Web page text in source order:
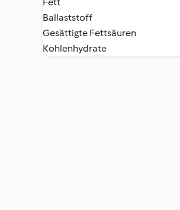
Ballaststoff
Gesättigte Fettsäuren
Kohlenhydrate